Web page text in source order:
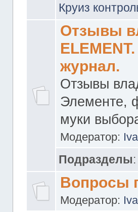
Круиз
Отзывы
журнал.
Отзывы
Элементе,
муки
Модератор:
Подразделы:
Вопросы
Модератор: